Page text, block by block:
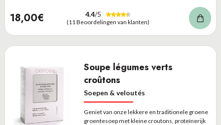
18,00€ 4.4/5
(11 Beoordelingen van klanten)
Soupe légumes verts
croûtons
Soepen & veloutés
Geniet van onze lekkere en traditionele groene
groentesoep met kleine croutons, proteïnerijk